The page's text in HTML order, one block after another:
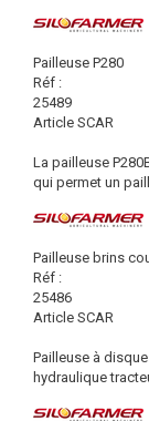
Pailleuse P280
Réf :
25489
Article SCAR
La pailleuse
qui permet un
Pailleuse brins
Réf :
25486
Article SCAR
Pailleuse à
hydraulique